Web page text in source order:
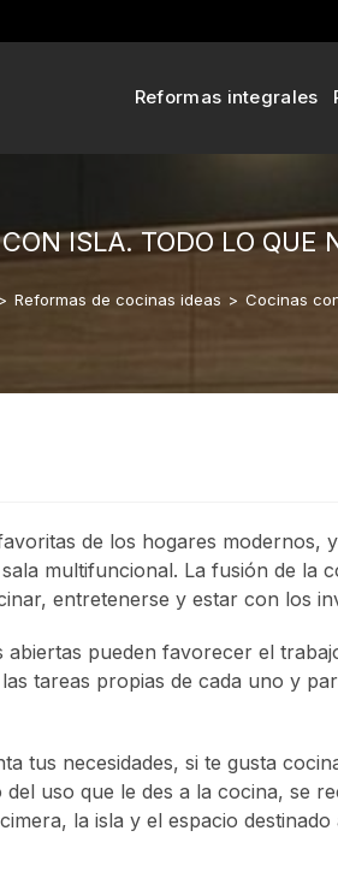
Reformas integrales
ISLA. TODO LO QUE
> Reformas de cocinas ideas > Cocinas
de los hogares modernos,
multifuncional. La fusión de la
entretenerse y estar con los
pueden favorecer el
tareas propias de cada uno y
tus necesidades, si te gusta
uso que le des a la cocina, se
la isla y el espacio destinado